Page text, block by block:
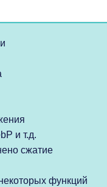
и т.д.
сжатие
функций